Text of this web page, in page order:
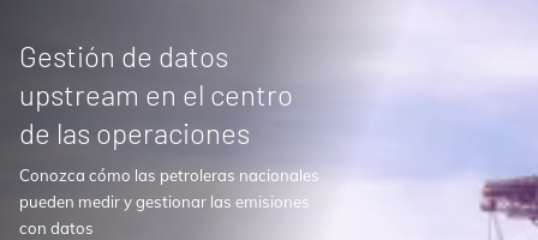
Gestión de datos
upstream en el centro
de las operaciones
Conozca cómo las petroleras nacionales
pueden medir y gestionar las emisiones
con datos